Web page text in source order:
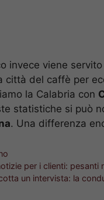
invece viene
città del caffè per
la Calabria con
statistiche si può
. Una differenza
per i clienti: pesanti
un intervista: la